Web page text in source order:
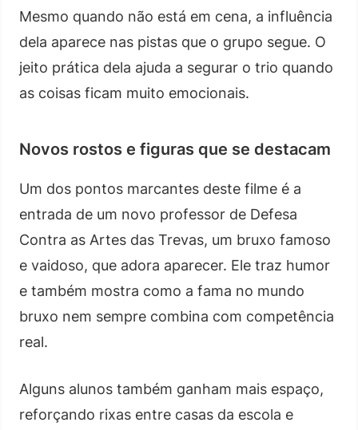
Mesmo quando não está em cena, a influência
dela aparece nas pistas que o grupo segue. O
jeito prática dela ajuda a segurar o trio quando
as coisas ficam muito emocionais.
Novos rostos e figuras que se destacam
Um dos pontos marcantes deste filme é a
entrada de um novo professor de Defesa
Contra as Artes das Trevas, um bruxo famoso
e vaidoso, que adora aparecer. Ele traz humor
e também mostra como a fama no mundo
bruxo nem sempre combina com competência
real.
Alguns alunos também ganham mais espaço,
reforçando rixas entre casas da escola e